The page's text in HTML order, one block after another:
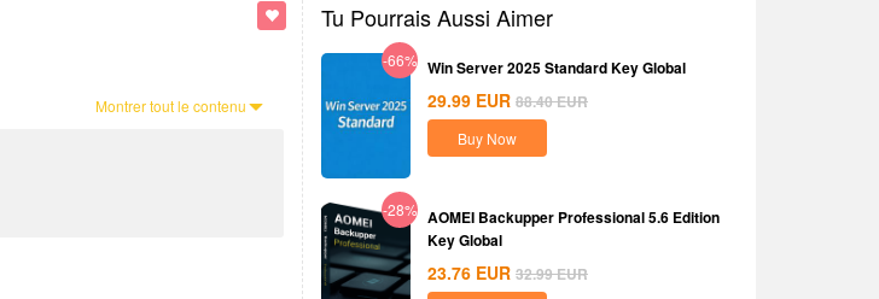
Montrer tout le contenu
Tu Pourrais Aussi Aimer
-66% Win Server 2025 Standard Key Global
29.99 EUR 88.40EUR
Buy Now
-28% AOMEI Backupper Professional 5.6 Edition
Key Global
23.76 EUR 32.99EUR